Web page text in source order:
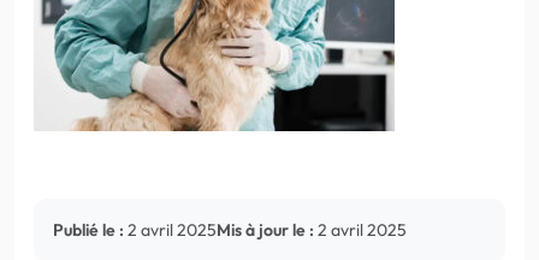
Publié le : 2 avril 2025Mis à jour le : 2 avril 2025